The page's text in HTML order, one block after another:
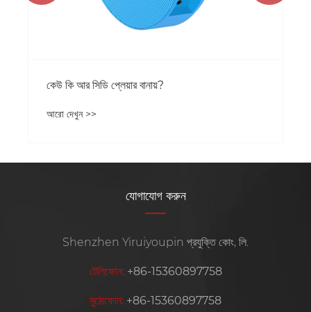
কেউ কি আর সিডি প্লেয়ার বানায়?
আরো দেখুন >>
যোগাযোগ করুন
Shenzhen Yiruiyoupin প্রযুক্তি কোং, লি.
টেলিফোন: +86-15360897758
মুঠোফোন: +86-15360897758